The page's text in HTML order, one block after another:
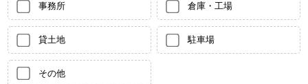
事務所 倉庫・工場
貸土地 駐車場
その他